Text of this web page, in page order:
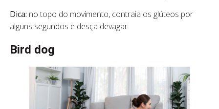
Dica: no topo do movimento, contraia os glúteos por
alguns segundos e desça devagar.
Bird dog